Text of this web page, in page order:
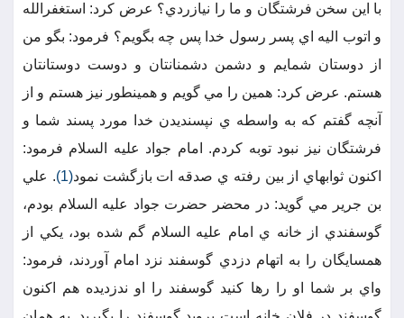
با اين سخن فرشتگان و ما را نيازردي؟ عرض كرد: استغفرالله
و اتوب اليه اي پسر رسول خدا پس چه بگويم؟ فرمود: بگو من
از دوستان شمايم و دشمن دشمنانتان و دوست دوستانتان
هستم. عرض كرد: همين را مي گويم و همينطور نيز هستم و از
آنچه گفتم كه به واسطه ي نپسنديدن خدا مورد پسند شما و
فرشتگان نيز نبود توبه كردم. امام جواد عليه السلام فرمود:
اكنون ثوابهاي از بين رفته ي صدقه ات بازگشت نمود(1)
. علي
بن جرير مي گويد: در محضر حضرت جواد عليه السلام بودم،
گوسفندي از خانه ي امام عليه السلام گم شده بود، يكي از
همسايگان را به اتهام دزدي گوسفند نزد امام آوردند، فرمود:
واي بر شما او را رها كنيد گوسفند را او ندزديده هم اكنون